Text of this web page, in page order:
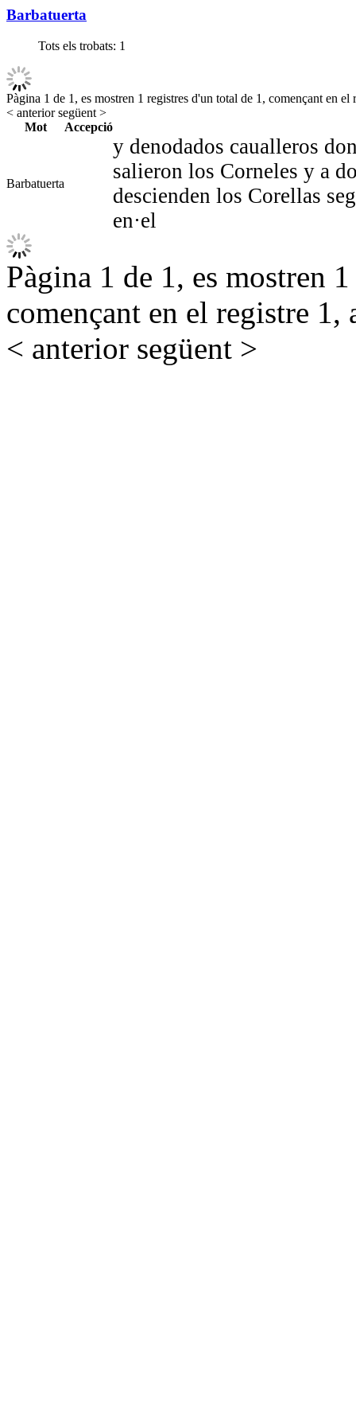
Barbatuerta
Tots els trobats: 1
Pàgina 1 de 1, es mostren 1 registres d'un total de 1, començant en el
< anteriorsegüent >
Mot
Accepció
Barbatuerta
y denodados caualleros
salieron los Corneles y a
descienden los Corellas
en·el
Pàgina 1 de 1, es mostren
començant en el registre 1,
< anterior següent >